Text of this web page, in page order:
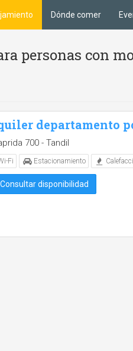
Dónde comer
personas con
departamento
700 - Tandil
Fi Estacionamiento
Consultar disponibilidad